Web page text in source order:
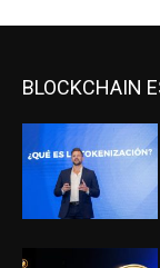
BLOCKCHAIN